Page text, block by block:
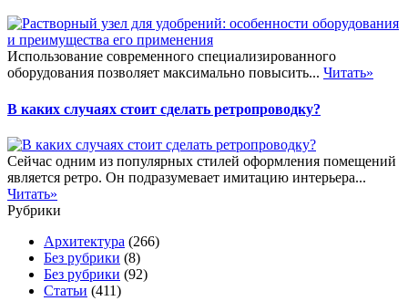
Использование современного специализированного
оборудования позволяет максимально повысить... Читать»
В каких случаях стоит сделать ретропроводку?
Сейчас одним из популярных стилей оформления помещений
является ретро. Он подразумевает имитацию интерьера...
Читать»
Рубрики
Архитектура (266)
Без рубрики (8)
Без рубрики (92)
Статьи (411)